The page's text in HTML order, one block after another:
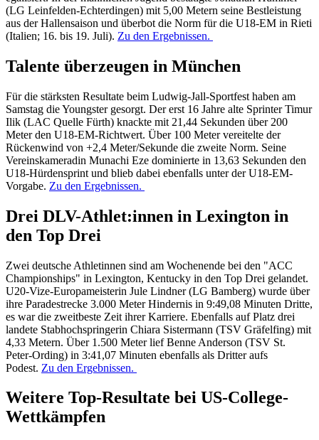
(LG Leinfelden-Echterdingen) mit 5,00 Metern seine Bestleistung
aus der Hallensaison und überbot die Norm für die U18-EM in Rieti
(Italien; 16. bis 19. Juli). Zu den Ergebnissen.
Talente überzeugen in München
Für die stärksten Resultate beim Ludwig-Jall-Sportfest haben am
Samstag die Youngster gesorgt. Der erst 16 Jahre alte Sprinter Timur
Ilik (LAC Quelle Fürth) knackte mit 21,44 Sekunden über 200
Meter den U18-EM-Richtwert. Über 100 Meter vereitelte der
Rückenwind von +2,4 Meter/Sekunde die zweite Norm. Seine
Vereinskameradin Munachi Eze dominierte in 13,63 Sekunden den
U18-Hürdensprint und blieb dabei ebenfalls unter der U18-EM-
Vorgabe. Zu den Ergebnissen.
Drei DLV-Athlet:innen in Lexington in
den Top Drei
Zwei deutsche Athletinnen sind am Wochenende bei den "ACC
Championships" in Lexington, Kentucky in den Top Drei gelandet.
U20-Vize-Europameisterin Jule Lindner (LG Bamberg) wurde über
ihre Paradestrecke 3.000 Meter Hindernis in 9:49,08 Minuten Dritte,
es war die zweitbeste Zeit ihrer Karriere. Ebenfalls auf Platz drei
landete Stabhochspringerin Chiara Sistermann (TSV Gräfelfing) mit
4,33 Metern. Über 1.500 Meter lief Benne Anderson (TSV St.
Peter-Ording) in 3:41,07 Minuten ebenfalls als Dritter aufs
Podest. Zu den Ergebnissen.
Weitere Top-Resultate bei US-College-
Wettkämpfen